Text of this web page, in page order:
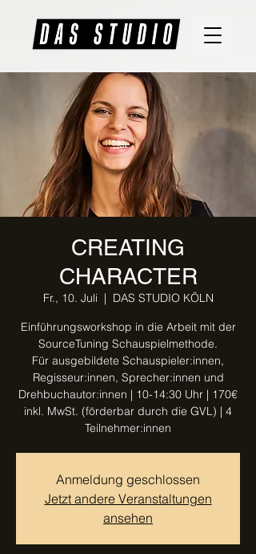
CREATING
CHARACTER
Fr., 10. Juli
  |
DAS STUDIO KÖLN
Einführungsworkshop in die Arbeit mit der
SourceTuning Schauspielmethode.
Für ausgebildete Schauspieler:innen,
Regisseur:innen, Sprecher:innen und
Drehbuchautor:innen | 10-14:30 Uhr | 170€
inkl. MwSt. (förderbar durch die GVL) | 4
Teilnehmer:innen
Anmeldung geschlossen
Jetzt andere Veranstaltungen
ansehen